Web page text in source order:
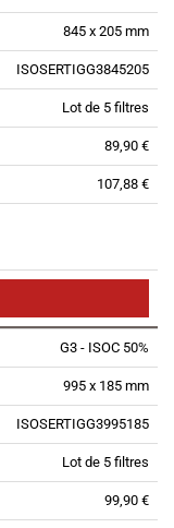
845 x 205 mm
ISOSERTIGG3845205
Lot de 5 filtres
89,90 €
107,88 €
G3 - ISOC 50%
995 x 185 mm
ISOSERTIGG3995185
Lot de 5 filtres
99,90 €